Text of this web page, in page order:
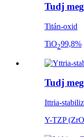
Tudj
Titán-oxid
TiO299,8%
Tudj
Ittria-
Y-TZP (ZrO